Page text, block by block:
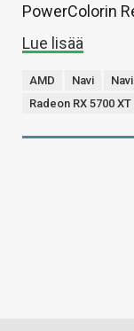
PowerColorin
Lue lisää
AMD Navi
Radeon RX 5700 XT